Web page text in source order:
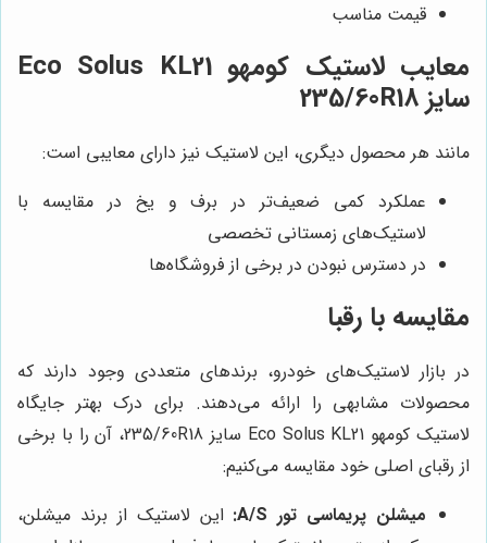
قیمت مناسب
معایب لاستیک کومهو Eco Solus KL21
سایز 235/60R18
مانند هر محصول دیگری، این لاستیک نیز دارای معایبی است:
عملکرد کمی ضعیف‌تر در برف و یخ در مقایسه با
لاستیک‌های زمستانی تخصصی
در دسترس نبودن در برخی از فروشگاه‌ها
مقایسه با رقبا
در بازار لاستیک‌های خودرو، برندهای متعددی وجود دارند که
محصولات مشابهی را ارائه می‌دهند. برای درک بهتر جایگاه
لاستیک کومهو Eco Solus KL21 سایز 235/60R18، آن را با برخی
از رقبای اصلی خود مقایسه می‌کنیم:
میشلن پریماسی تور A/S:
این لاستیک از برند میشلن،